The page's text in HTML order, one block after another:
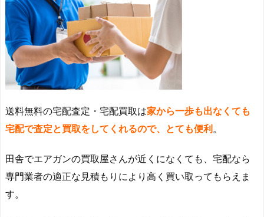
送料無料の宅配査定・宅配買取は家から一歩も出なくても
宅配で査定と買取をしてくれるので、とても便利。
田舎でエアガンの買取屋さんが近くになくても、宅配なら
専門業者の適正な見積もりにより高く買い取ってもらえま
す。